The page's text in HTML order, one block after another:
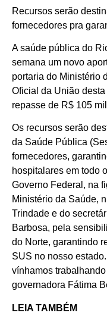
Recursos serão
fornecedores pra
A saúde pública do
semana um novo
portaria do Ministério
Oficial da União
repasse de R$ 105
Os recursos serão
da Saúde Pública
fornecedores,
hospitalares em todo
Governo Federal, na
Ministério da Saúde,
Trindade e do
Barbosa, pela
do Norte, garantindo
SUS no nosso
vínhamos
governadora Fátima
LEIA TAMBÉM